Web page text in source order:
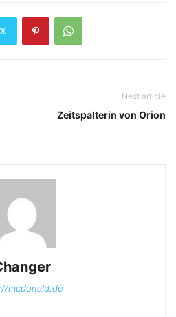
Next article
Zeitspalterin von Orion
mcdonald.de